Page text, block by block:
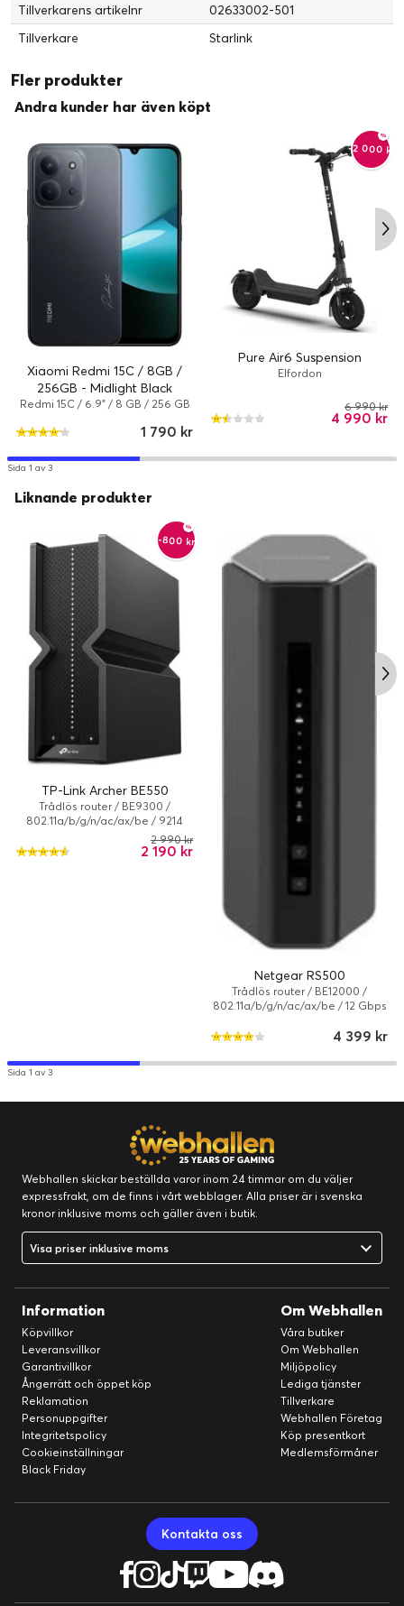
Tillverkarens artikelnr
02633002-501
Tillverkare
Starlink
Fler produkter
Andra kunder har även köpt
Xiaomi Redmi 15C / 8GB /
256GB - Midlight Black
Redmi 15C / 6.9" / 8 GB / 256 GB
1 790 kr
-2 000 kr
Pure Air6 Suspension
Elfordon
4 990 kr
6 990 kr
Sida 1 av 3
Liknande produkter
-800 kr
TP-Link Archer BE550
Trådlös router / BE9300 /
802.11a/b/g/n/ac/ax/be / 9214
2 190 kr
2 990 kr
Netgear RS500
Trådlös router / BE12000 /
802.11a/b/g/n/ac/ax/be / 12 Gbps
4 399 kr
Sida 1 av 3
Webhallen skickar beställda varor inom 24 timmar om du väljer
expressfrakt, om de finns i vårt webblager. Alla priser är i svenska
kronor inklusive moms och gäller även i butik.
Visa priser inklusive moms
Information
Köpvillkor
Leveransvillkor
Garantivillkor
Ångerrätt och öppet köp
Reklamation
Personuppgifter
Integritetspolicy
Cookieinställningar
Black Friday
Om Webhallen
Våra butiker
Om Webhallen
Miljöpolicy
Lediga tjänster
Tillverkare
Webhallen Företag
Köp presentkort
Medlemsförmåner
Kontakta oss